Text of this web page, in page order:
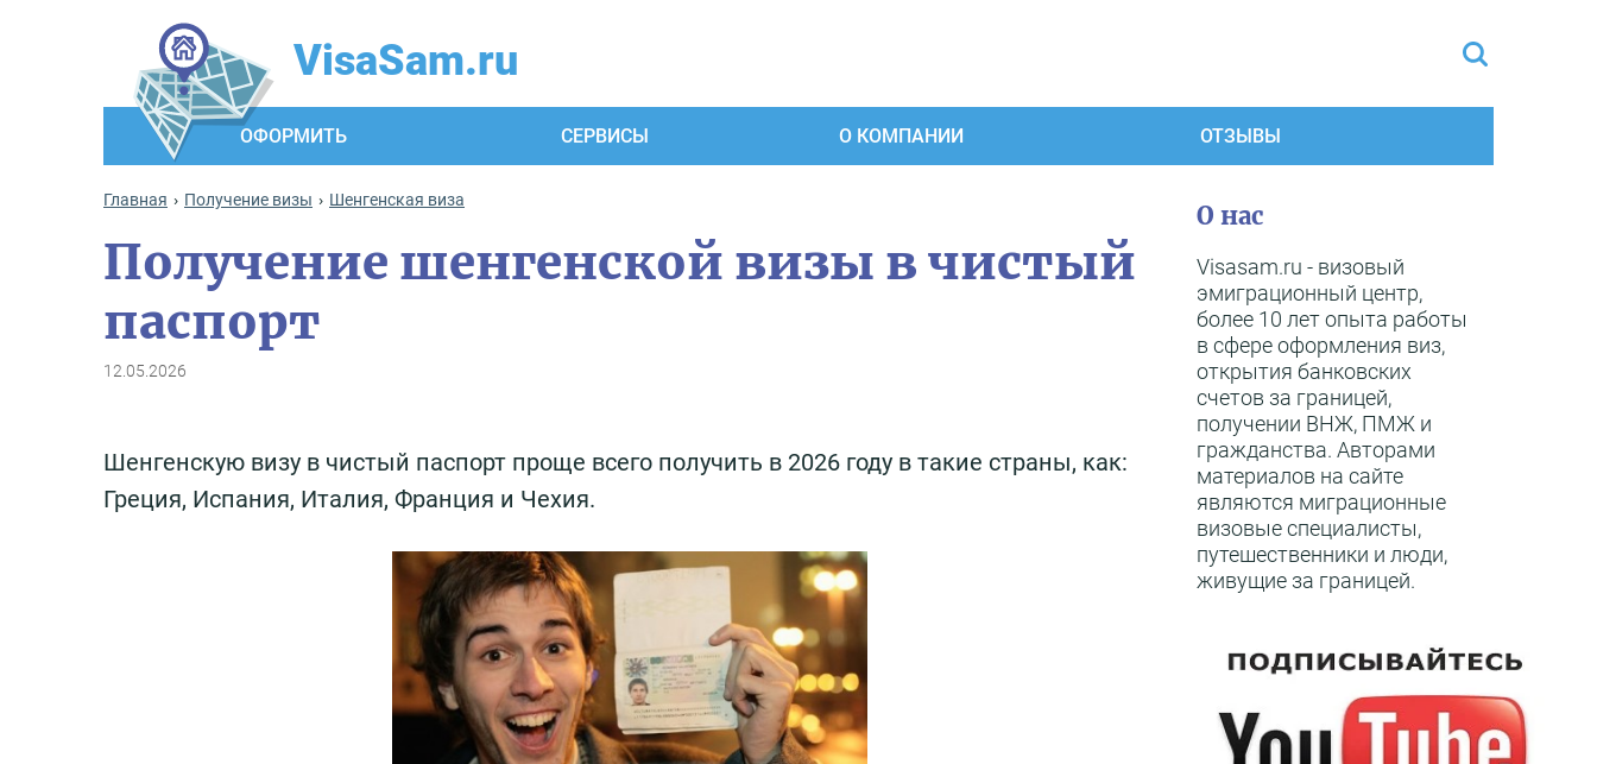
VisaSam.ru
ОФОРМИТЬ СЕРВИСЫ О КОМПАНИИ ОТЗЫВЫ
Главная Получение визы Шенгенская виза
Получение шенгенской визы в чистый
паспорт
12.05.2026
Шенгенскую визу в чистый паспорт проще всего получить в 2026 году в такие страны, как:
Греция, Испания, Италия, Франция и Чехия.
О нас
Visasam.ru - визовый
эмиграционный центр,
более 10 лет опыта работы
в сфере оформления виз,
открытия банковских
счетов за границей,
получении ВНЖ, ПМЖ и
гражданства. Авторами
материалов на сайте
являются миграционные
визовые специалисты,
путешественники и люди,
живущие за границей.